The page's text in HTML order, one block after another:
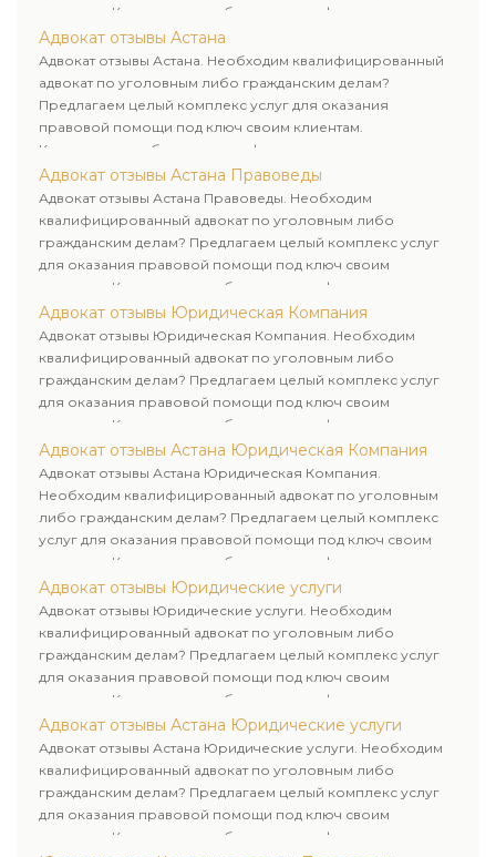
клиентам. Комплексное обслуживание физических и
юридических лиц. Индивидуальный подход к каждому
клиенту.
Адвокат отзывы Астана
Адвокат отзывы Астана. Необходим квалифицированный
адвокат по уголовным либо гражданским делам?
Предлагаем целый комплекс услуг для оказания
правовой помощи под ключ своим клиентам.
Комплексное обслуживание физических и юридических
лиц. Индивидуальный подход к каждому клиенту.
Адвокат отзывы Астана Правоведы
Адвокат отзывы Астана Правоведы. Необходим
квалифицированный адвокат по уголовным либо
гражданским делам? Предлагаем целый комплекс услуг
для оказания правовой помощи под ключ своим
клиентам. Комплексное обслуживание физических и
юридических лиц. Индивидуальный подход к каждому
клиенту.
Адвокат отзывы Юридическая Компания
Адвокат отзывы Юридическая Компания. Необходим
квалифицированный адвокат по уголовным либо
гражданским делам? Предлагаем целый комплекс услуг
для оказания правовой помощи под ключ своим
клиентам. Комплексное обслуживание физических и
юридических лиц. Индивидуальный подход к каждому
клиенту.
Адвокат отзывы Астана Юридическая Компания
Адвокат отзывы Астана Юридическая Компания.
Необходим квалифицированный адвокат по уголовным
либо гражданским делам? Предлагаем целый комплекс
услуг для оказания правовой помощи под ключ своим
клиентам. Комплексное обслуживание физических и
юридических лиц. Индивидуальный подход к каждому
клиенту.
Адвокат отзывы Юридические услуги
Адвокат отзывы Юридические услуги. Необходим
квалифицированный адвокат по уголовным либо
гражданским делам? Предлагаем целый комплекс услуг
для оказания правовой помощи под ключ своим
клиентам. Комплексное обслуживание физических и
юридических лиц. Индивидуальный подход к каждому
клиенту.
Адвокат отзывы Астана Юридические услуги
Адвокат отзывы Астана Юридические услуги. Необходим
квалифицированный адвокат по уголовным либо
гражданским делам? Предлагаем целый комплекс услуг
для оказания правовой помощи под ключ своим
клиентам. Комплексное обслуживание физических и